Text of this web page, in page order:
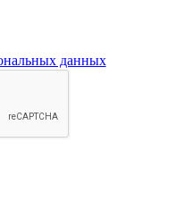
данных